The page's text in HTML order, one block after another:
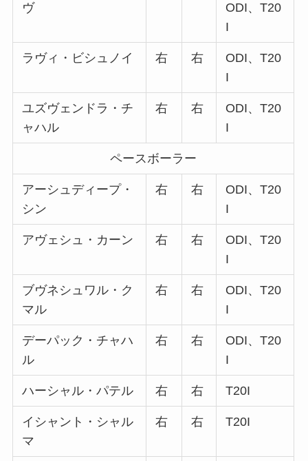
ヴ
ODI、T20
I
ラヴィ・ビシュノイ 右 右
ODI、T20
I
ユズヴェンドラ・チ
ャハル
右 右
ODI、T20
I
ペースボーラー
アーシュディープ・
シン
右 右
ODI、T20
I
アヴェシュ・カーン 右 右
ODI、T20
I
ブヴネシュワル・ク
マル
右 右
ODI、T20
I
デーパック・チャハ
ル
右 右
ODI、T20
I
ハーシャル・パテル 右 右 T20I
イシャント・シャル
マ
右 右 T20I